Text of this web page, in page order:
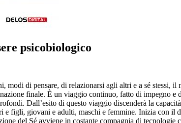
psicobiologico
modi di pensare, di relazionarsi agli altri e a sé
finale. È un viaggio continuo, fatto di impegno
Dall’esito di questo viaggio discenderà la
e figli, giovani e adulti, maschi e femmine. Inizia con
del Sé avviene in costante compagnia di